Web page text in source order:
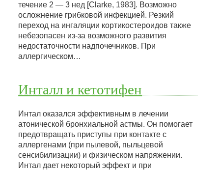
течение 2 — 3 нед [Clarke, 1983]. Возможно
осложнение грибковой инфекцией. Резкий
переход на ингаляции кортикостероидов также
небезопасен из-за возможного развития
недостаточности надпочечников. При
аллергическом…
Инталл и кетотифен
Интал оказался эффективным в лечении
атонической бронхиальной астмы. Он помогает
предотвращать приступы при контакте с
аллергенами (при пылевой, пыльцевой
сенсибилизации) и физическом напряжении.
Интал дает некоторый эффект и при